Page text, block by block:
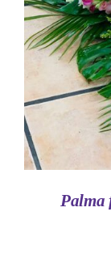
DETALLES
Palma